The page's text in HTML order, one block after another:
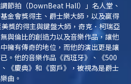
節拍（DownBeat Hall）」名人堂、
金會獎得主、爵士樂大師，以及贏得
獎的得主與鍵盤大師，奇克．柯瑞亞
與倫比的創造力以及音樂作品，讓他
擁有傳奇的地位，而他的演出更是讓
。他的音樂作品《西班牙》、《500
《慶典》和《窗戶》，被視為是爵士
曲。